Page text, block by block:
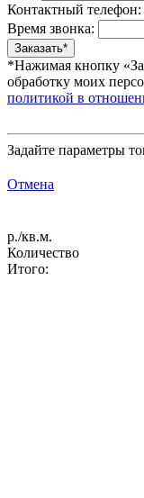
Контактный телефон:
Время звонка:
*Нажимая кнопку
обработку моих
политикой в
Задайте параметры
Отмена
р./кв.м.
Количество
Итого: